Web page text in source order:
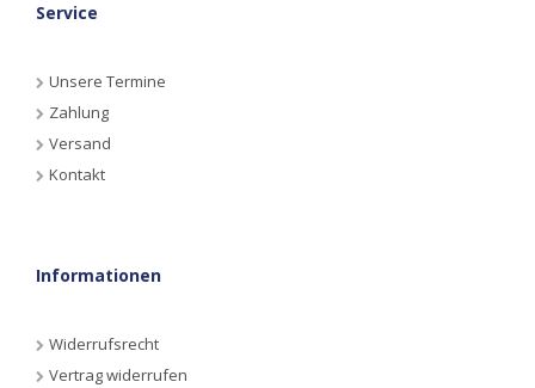
Service
Unsere Termine
Zahlung
Versand
Kontakt
Informationen
Widerrufsrecht
Vertrag widerrufen